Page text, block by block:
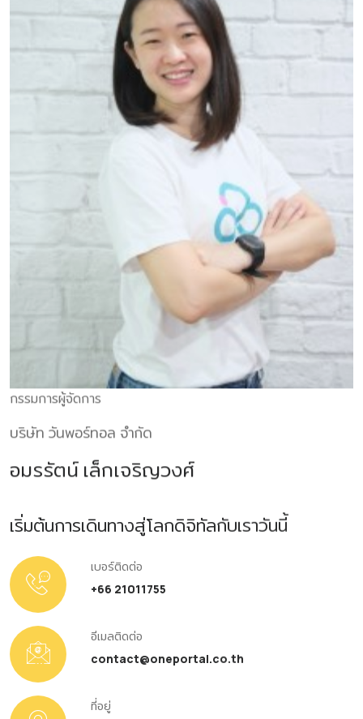
กรรมการผู้จัดการ
บริษัท วันพอร์ทอล จำกัด
อมรรัตน์ เล็กเจริญวงศ์
เริ่มต้นการเดินทางสู่โลกดิจิทัลกับเราวันนี้
เบอร์ติดต่อ
+66 21011755
อีเมลติดต่อ
contact@oneportal.co.th
ที่อยู่